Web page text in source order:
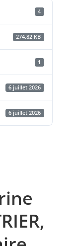
4
274.82 KB
1
6 juillet 2026
6 juillet 2026